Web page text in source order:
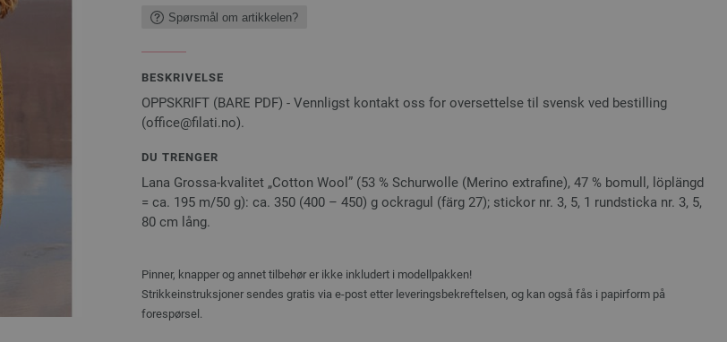
Spørsmål om artikkelen?
BESKRIVELSE
OPPSKRIFT (BARE PDF) - Vennligst kontakt oss for oversettelse til svensk ved bestilling
(office@filati.no).
DU TRENGER
Lana Grossa-kvalitet „Cotton Wool” (53 % Schurwolle (Merino extrafine), 47 % bomull, löplängd
= ca. 195 m/50 g): ca. 350 (400 – 450) g ockragul (färg 27); stickor nr. 3, 5, 1 rundsticka nr. 3, 5,
80 cm lång.
Pinner, knapper og annet tilbehør er ikke inkludert i modellpakken!
Strikkeinstruksjoner sendes gratis via e-post etter leveringsbekreftelsen, og kan også fås i papirform på
forespørsel.